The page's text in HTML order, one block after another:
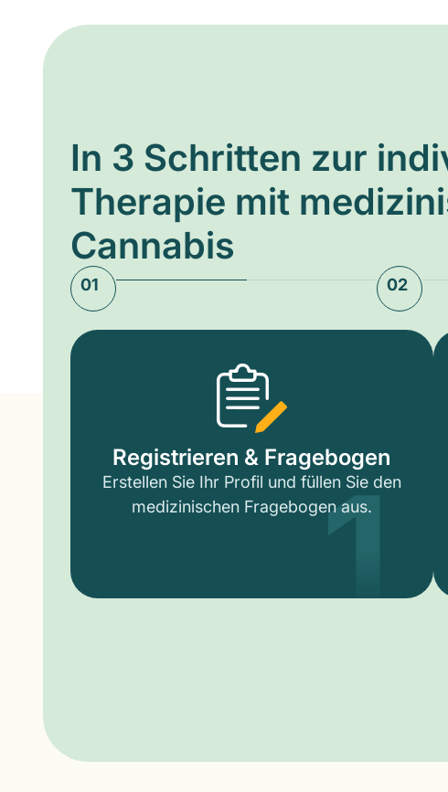
In 3 Schritten zur
Therapie mit
Cannabis
01 02
Registrieren & Fragebogen
Erstellen Sie Ihr Profil und füllen Sie den
medizinischen Fragebogen aus.
1